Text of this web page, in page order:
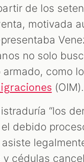
de los
motivada
no solo
como
(OIM).
“los
debido
cédulas